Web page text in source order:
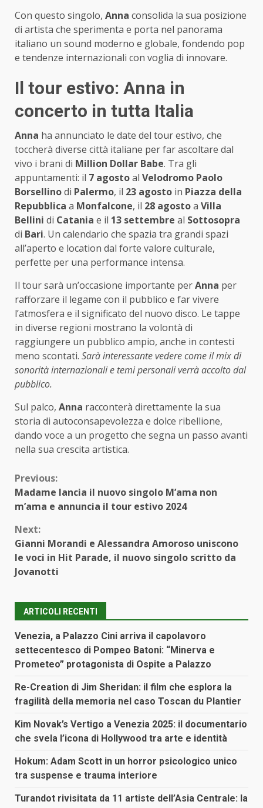
Con questo singolo, Anna consolida la sua posizione
di artista che sperimenta e porta nel panorama
italiano un sound moderno e globale, fondendo pop
e tendenze internazionali con voglia di innovare.
Il tour estivo: Anna in
concerto in tutta Italia
Anna ha annunciato le date del tour estivo, che
toccherà diverse città italiane per far ascoltare dal
vivo i brani di Million Dollar Babe. Tra gli
appuntamenti: il 7 agostoal Velodromo Paolo
Borsellinodi Palermo, il 23 agosto in Piazza della
Repubblica a Monfalcone, il 28 agostoa Villa
Bellini di Catania e il 13 settembre al Sottosopra
di Bari. Un calendario che spazia tra grandi spazi
all’aperto e location dal forte valore culturale,
perfette per una performance intensa.
Il tour sarà un’occasione importante perAnna per
rafforzare il legame con il pubblico e far vivere
l’atmosfera e il significato del nuovo disco. Le tappe
in diverse regioni mostrano la volontà di
raggiungere un pubblico ampio, anche in contesti
meno scontati. Sarà interessante vedere come il mix di
sonorità internazionali e temi personali verrà accolto dal
pubblico.
Sul palco, Anna racconterà direttamente la sua
storia di autoconsapevolezza e dolce ribellione,
dando voce a un progetto che segna un passo avanti
nella sua crescita artistica.
Continue
Reading
Previous:
Madame lancia il nuovo singolo M’ama non
m’ama e annuncia il tour estivo 2024
Next:
Gianni Morandi e Alessandra Amoroso uniscono
le voci in Hit Parade, il nuovo singolo scritto da
Jovanotti
ARTICOLI RECENTI
Venezia, a Palazzo Cini arriva il capolavoro
settecentesco di Pompeo Batoni: “Minerva e
Prometeo” protagonista di Ospite a Palazzo
Re-Creation di Jim Sheridan: il film che esplora la
fragilità della memoria nel caso Toscan du Plantier
Kim Novak’s Vertigo a Venezia 2025: il documentario
che svela l’icona di Hollywood tra arte e identità
Hokum: Adam Scott in un horror psicologico unico
tra suspense e trauma interiore
Turandot rivisitata da 11 artiste dell’Asia Centrale: la